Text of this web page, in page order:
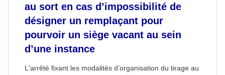
au sort en cas d’impossibilité de
désigner un remplaçant pour
pourvoir un siège vacant au sein
d’une instance
L'arrêté fixant les modalités d’organisation du tirage au